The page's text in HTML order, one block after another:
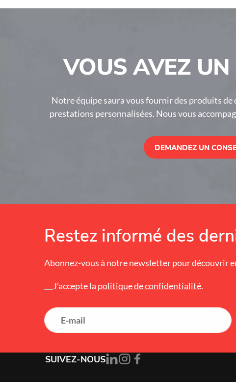
VOUS AVEZ UN
Notre équipe saura vous fournir des produits de
prestations personnalisées. Nous vous
DEMANDEZ UN
Restez informé des
Abonnez-vous à notre newsletter pour découvrir
J’accepte la politique de confidentialité.
Alternative:
SUIVEZ-NOUS